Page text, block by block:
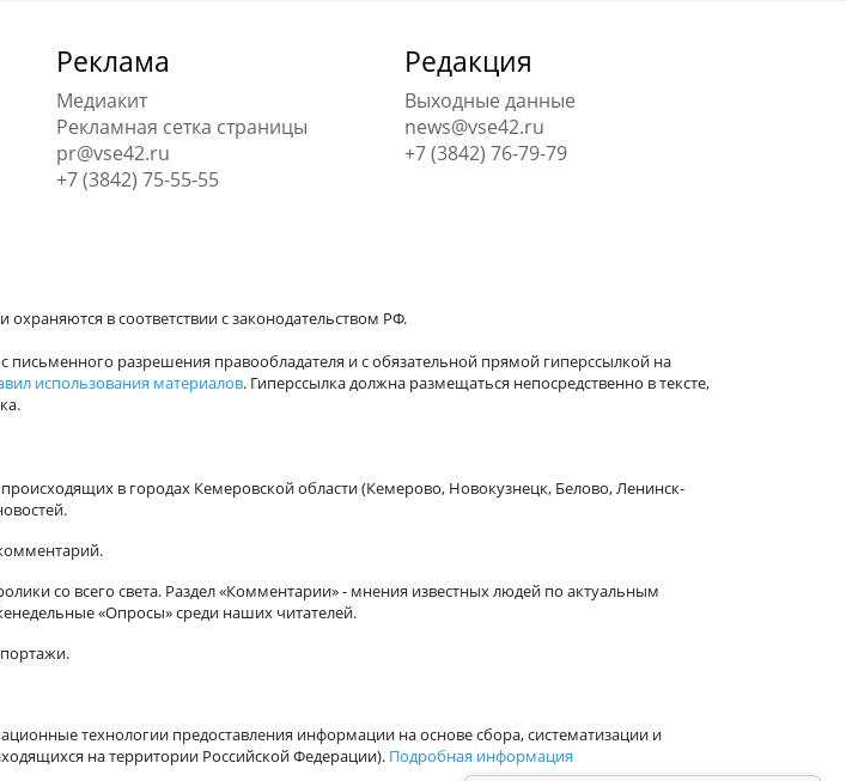
Реклама
Медиакит
Рекламная сетка страницы
pr@vse42.ru
+7 (3842) 75-55-55
Редакция
Выходные данные
news@vse42.ru
+7 (3842) 76-79-79
в соответствии с законодательством РФ.
письменного разрешения правообладателя и с обязательной прямой гиперссылкой на
использования материалов. Гиперссылка должна размещаться непосредственно в тексте,
в городах Кемеровской области (Кемерово, Новокузнецк, Белово, Ленинск-
со всего света. Раздел «Комментарии» - мнения известных людей по актуальным
«Опросы» среди наших читателей.
технологии предоставления информации на основе сбора, систематизации и
на территории Российской Федерации). Подробная информация